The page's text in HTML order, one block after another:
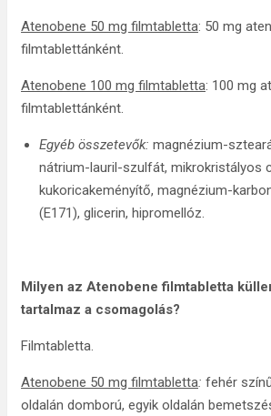
Atenobene 50 mg filmtabletta: 50 mg
filmtablettánként.
Atenobene 100 mg filmtabletta: 100 mg
filmtablettánként.
Egyéb összetevők: magnézium-
nátrium-lauril-szulfát, mikrokristályos
kukoricakeményítő, magnézium-
(E171), glicerin, hipromellóz.
Milyen az Atenobene filmtabletta
tartalmaz a csomagolás?
Filmtabletta.
Atenobene 50 mg filmtabletta: fehér
oldalán domború, egyik oldalán